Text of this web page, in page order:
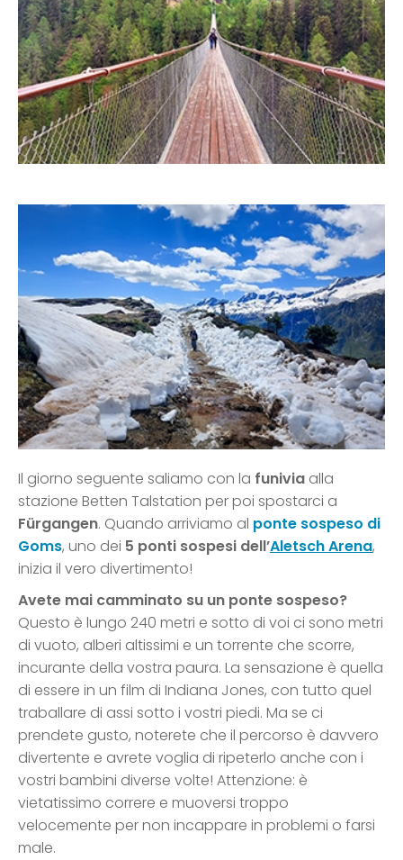
Il giorno seguente saliamo con la funivia alla
stazione Betten Talstation per poi spostarci a
Fürgangen. Quando arriviamo al ponte sospeso di
Goms, uno dei 5 ponti sospesi dell’Aletsch Arena,
inizia il vero divertimento!
Avete mai camminato su un ponte sospeso?
Questo è lungo 240 metri e sotto di voi ci sono metri
di vuoto, alberi altissimi e un torrente che scorre,
incurante della vostra paura. La sensazione è quella
di essere in un film di Indiana Jones, con tutto quel
traballare di assi sotto i vostri piedi. Ma se ci
prendete gusto, noterete che il percorso è davvero
divertente e avrete voglia di ripeterlo anche con i
vostri bambini diverse volte! Attenzione: è
vietatissimo correre e muoversi troppo
velocemente per non incappare in problemi o farsi
male.